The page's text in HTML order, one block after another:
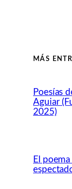
MÁS
Poesías
Aguiar
2025)
El